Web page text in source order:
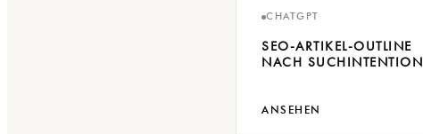
CHATGPT
SEO-ARTIKEL-OUTLINE
NACH SUCHINTENTION
ANSEHEN